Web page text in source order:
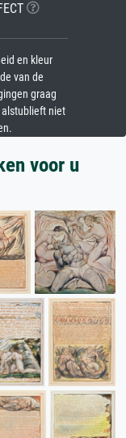
en kleur
van de
graag
alstublieft niet
voor u